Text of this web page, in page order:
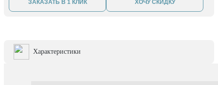
ЗАКАЗАТЬ В 1 КЛИК ХОЧУ СКИДКУ
Характеристики